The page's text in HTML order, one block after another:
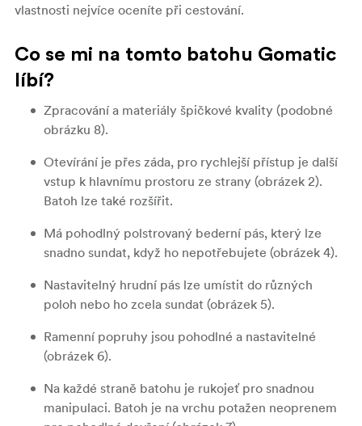
vlastnosti nejvíce oceníte při cestování.
Co se mi na tomto batohu Gomatic
líbí?
Zpracování a materiály špičkové kvality (podobné
obrázku 8).
Otevírání je přes záda, pro rychlejší přístup je další
vstup k hlavnímu prostoru ze strany (obrázek 2).
Batoh lze také rozšířit.
Má pohodlný polstrovaný bederní pás, který lze
snadno sundat, když ho nepotřebujete (obrázek 4).
Nastavitelný hrudní pás lze umístit do různých
poloh nebo ho zcela sundat (obrázek 5).
Ramenní popruhy jsou pohodlné a nastavitelné
(obrázek 6).
Na každé straně batohu je rukojeť pro snadnou
manipulaci. Batoh je na vrchu potažen neoprenem